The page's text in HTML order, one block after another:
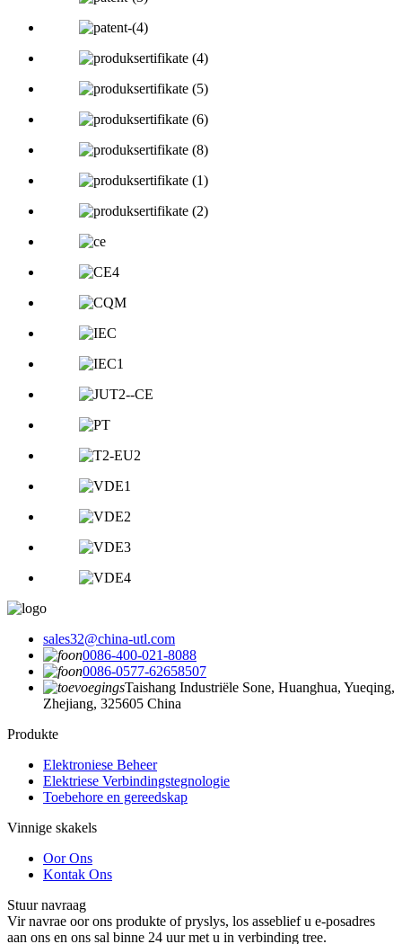
sales32@china-utl.com
0086-400-021-8088
0086-0577-62658507
Taishang Industriële Sone, Huanghua, Yueqing,
Zhejiang, 325605 China
Produkte
Elektroniese Beheer
Elektriese Verbindingstegnologie
Toebehore en gereedskap
Vinnige skakels
Oor Ons
Kontak Ons
Stuur navraag
Vir navrae oor ons produkte of pryslys, los asseblief u e-posadres
aan ons en ons sal binne 24 uur met u in verbinding tree.